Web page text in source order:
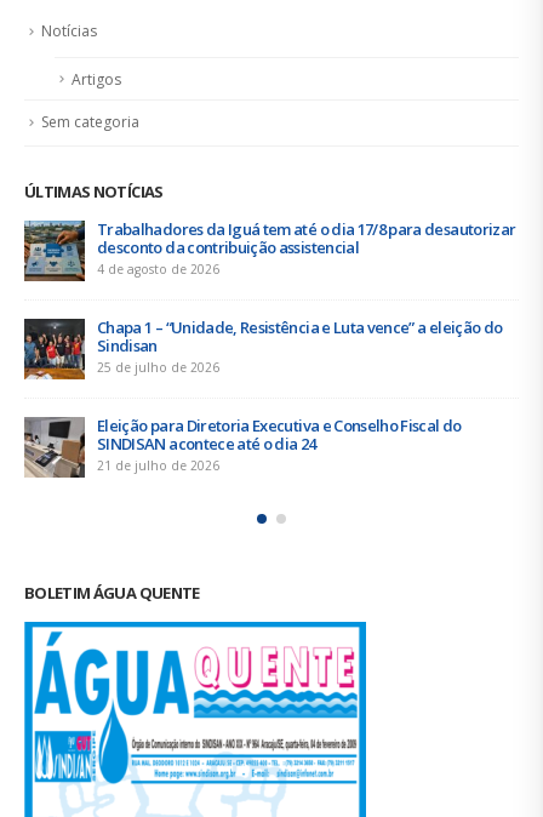
Saneamento do ConCidades
empresa para o ACT 2026-2027
BOLETIM ÁGUA QUENTE
FALE CONOSCO